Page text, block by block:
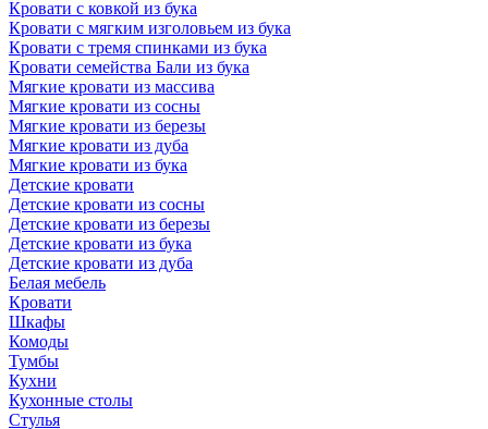
Кровати с ковкой из бука
Кровати с мягким изголовьем из бука
Кровати с тремя спинками из бука
Кровати семейства Бали из бука
Мягкие кровати из массива
Мягкие кровати из сосны
Мягкие кровати из березы
Мягкие кровати из дуба
Мягкие кровати из бука
Детские кровати
Детские кровати из сосны
Детские кровати из березы
Детские кровати из бука
Детские кровати из дуба
Белая мебель
Кровати
Шкафы
Комоды
Тумбы
Кухни
Кухонные столы
Стулья